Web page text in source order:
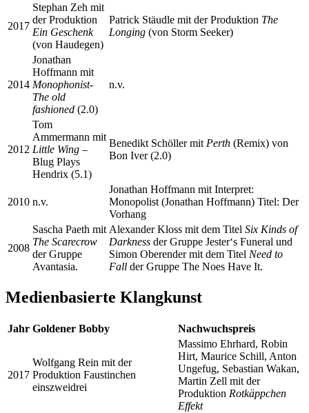
2017
Stephan Zeh mit
der Produktion
Ein Geschenk
(von Haudegen)
Patrick Stäudle mit der Produktion The
Longing (von Storm Seeker)
2014
Jonathan
Hoffmann mit
Monophonist-
The old
fashioned (2.0)
n.v.
2012
Tom
Ammermann mit
Little Wing –
Blug Plays
Hendrix (5.1)
Benedikt Schöller mit Perth (Remix) von
Bon Iver (2.0)
2010 n.v.
Jonathan Hoffmann mit Interpret:
Monopolist (Jonathan Hoffmann) Titel: Der
Vorhang
2008
Sascha Paeth mit
The Scarecrow
der Gruppe
Avantasia.
Alexander Kloss mit dem Titel Six Kinds of
Darkness der Gruppe Jester‘s Funeral und
Simon Oberender mit dem Titel Need to
Fall der Gruppe The Noes Have It.
Medienbasierte Klangkunst
Jahr Goldener Bobby Nachwuchspreis
2017
Wolfgang Rein mit der
Produktion Faustinchen
einszweidrei
Massimo Ehrhard, Robin
Hirt, Maurice Schill, Anton
Ungefug, Sebastian Wakan,
Martin Zell mit der
Produktion Rotkäppchen
Effekt